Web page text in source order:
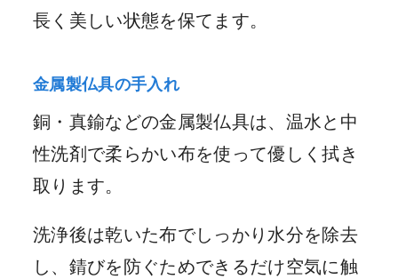
長く美しい状態を保てます。
金属製仏具の手入れ
銅・真鍮などの金属製仏具は、温水と中
性洗剤で柔らかい布を使って優しく拭き
取ります。
洗浄後は乾いた布でしっかり水分を除去
し、錆びを防ぐためできるだけ空気に触